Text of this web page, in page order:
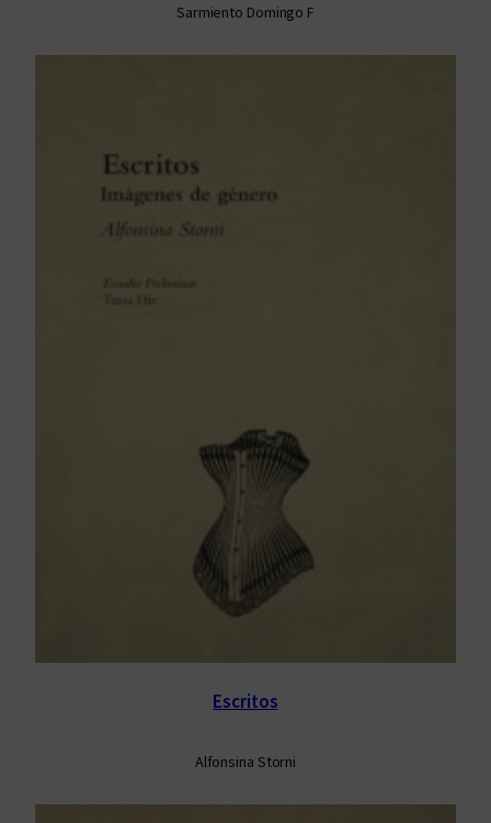
Sarmiento Domingo F
Escritos
Alfonsina Storni